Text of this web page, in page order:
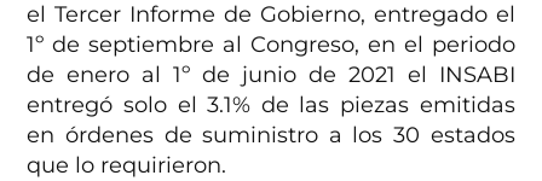
el Tercer Informe de Gobierno, entregado el
1º de septiembre al Congreso, en el periodo
de enero al 1º de junio de 2021 el INSABI
entregó solo el 3.1% de las piezas emitidas
en órdenes de suministro a los 30 estados
que lo requirieron.